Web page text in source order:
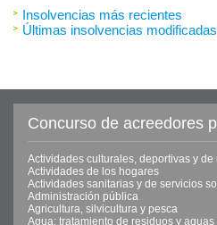
Insolvencias más recientes
Últimas insolvencias modificadas
Concurso de acreedores
Actividades culturales, deportivas y de
Actividades de los hogares
Actividades sanitarias y de servicios
Administración pública
Agricultura, silvicultura y pesca
Agua; tratamiento de residuos y